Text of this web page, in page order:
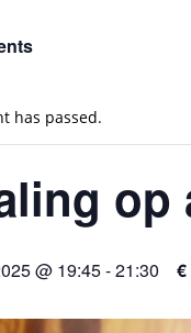
has passed.
op
@ 19:45-21:30 €